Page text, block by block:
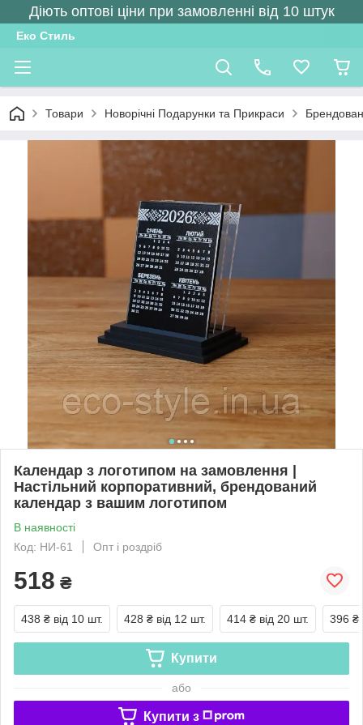
Діють оптові ціни при замовленні від 10 штук
Еко Стиль
Товари Новорічні Подарунки та Прикраси
Календар з логотипом на замовлення |
Настільний корпоративний, брендований
календар з вашим логотипом
В наявності
Код: НИ-61
Опт і роздріб
518 ₴
438 ₴ від 10 шт. 428 ₴ від 12 шт. 414 ₴ від 20 шт. 396 ₴
Купити
або
Купити з